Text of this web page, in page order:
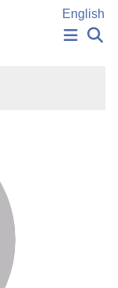
English